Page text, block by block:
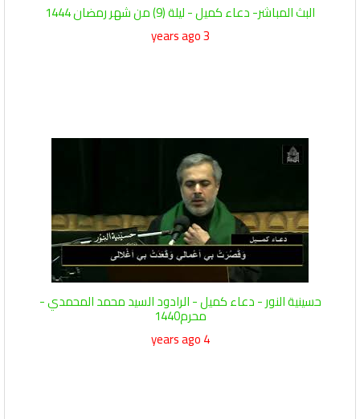
البث المباشر- دعاء كميل - ليلة (9) من شهر رمضان 1444
3 years ago
حسينية النور - دعاء كميل - الرادود السيد محمد المحمدي -
محرم1440
4 years ago